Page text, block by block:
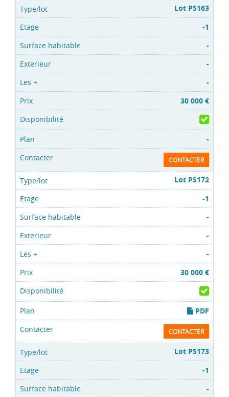
Lot PS163
-1
-
-
-
30 000 €
-
CONTACTER
Lot PS172
-1
-
-
-
30 000 €
PDF
CONTACTER
Lot PS173
-1
-